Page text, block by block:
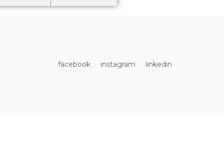
facebook instagram linkedin